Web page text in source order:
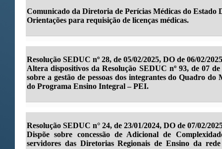
Comunicado da Diretoria de Perícias Médicas do Estado
Orientações para requisição de licenças médicas.
Resolução SEDUC nº 28, de 05/02/2025, DO de 06/02/
Altera dispositivos da Resolução SEDUC nº 93, de 07
sobre a gestão de pessoas dos integrantes do Quadro do
do Programa Ensino Integral – PEI.
Resolução SEDUC n° 24, de 23/01/2024, DO de 07/02/
Dispõe sobre concessão de Adicional de
servidores das Diretorias Regionais de Ensino da